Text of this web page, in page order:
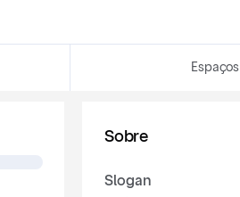
Espaços
Sobre
Slogan